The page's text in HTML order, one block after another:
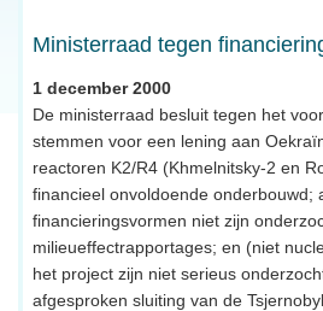
Ministerraad tegen
1 december 2000
De ministerraad besluit tegen het
stemmen voor een lening aan
reactoren K2/R4 (Khmelnitsky-2 en
financieel onvoldoende onderbouwd;
financieringsvormen niet zijn
milieueffectrapportages; en (niet
het project zijn niet serieus
afgesproken sluiting van de